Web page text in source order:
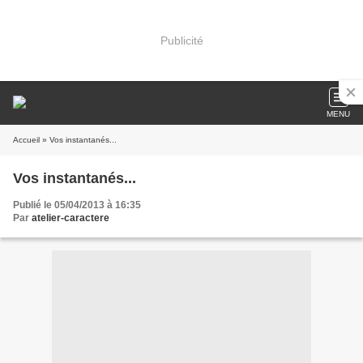
Publicité
MENU
Accueil » Vos instantanés...
Vos instantanés...
Publié le 05/04/2013 à 16:35
Par atelier-caractere